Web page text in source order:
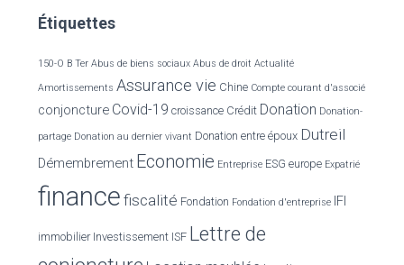
h
r
Étiquettes
150-O B Ter Abus de biens sociaux Abus de droit Actualité
Amortissements Assurance vie Chine Compte courant d'associé
conjoncture Covid-19 croissance Crédit Donation Donation-
partage Donation au dernier vivant Donation entre époux Dutreil
Démembrement Economie Entreprise ESG europe Expatrié
finance fiscalité Fondation Fondation d'entreprise IFI
immobilier Investissement ISF Lettre de